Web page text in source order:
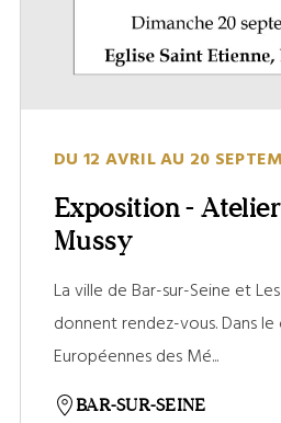
DU 12 AVRIL AU 20
Exposition -
Mussy
La ville de Bar-sur-Seine et
donnent rendez-vous. Dans
Européennes des Mé...
BAR-SUR-SEINE